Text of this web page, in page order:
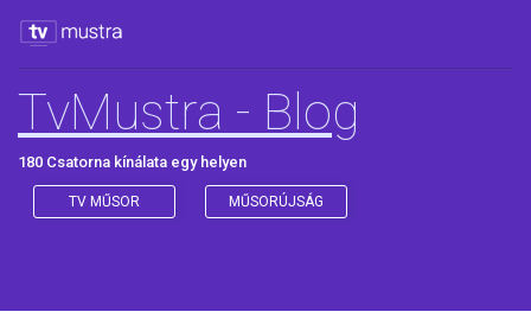
TvMustra - Blog
180 Csatorna kínálata egy helyen
TV MŰSOR MŰSORÚJSÁG